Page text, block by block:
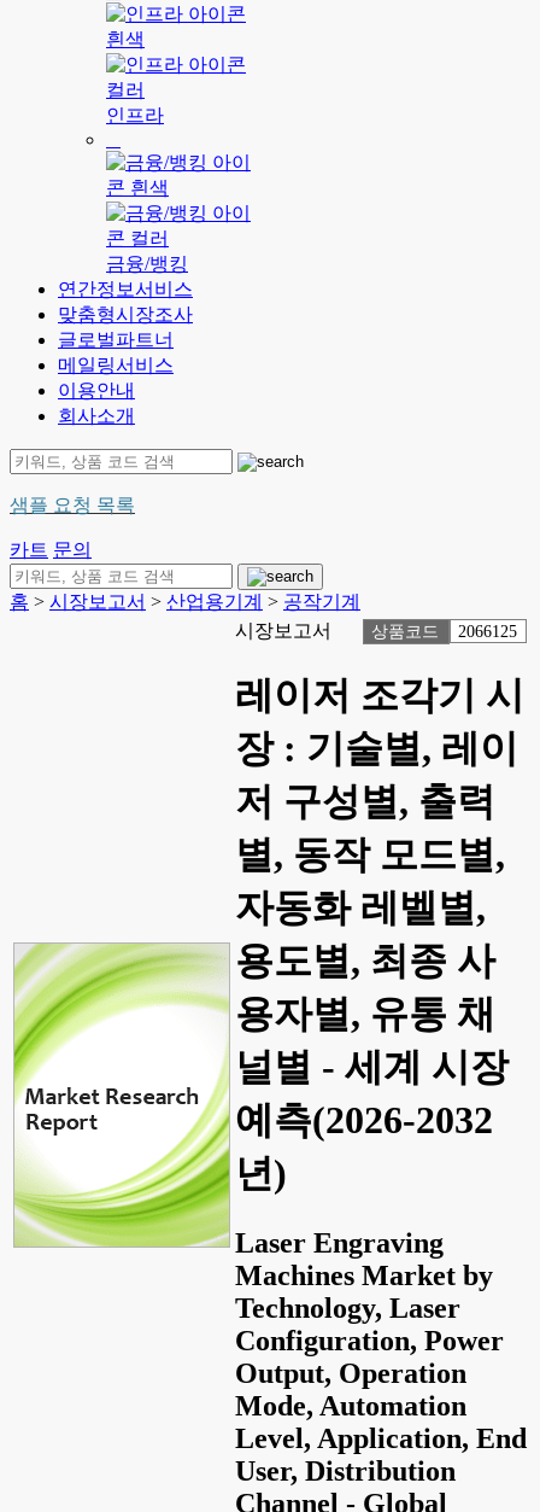
인프라
금융/뱅킹
연간정보서비스
맞춤형시장조사
글로벌파트너
메일링서비스
이용안내
회사소개
샘플 요청 목록
카트 문의
홈 > 시장보고서 > 산업용기계 > 공작기계
시장보고서
상품코드 2066125
레이저 조각기 시
장 : 기술별, 레이
저 구성별, 출력
별, 동작 모드별,
자동화 레벨별,
용도별, 최종 사
용자별, 유통 채
널별 - 세계 시장
예측(2026-2032
년)
Laser Engraving
Machines Market by
Technology, Laser
Configuration, Power
Output, Operation
Mode, Automation
Level, Application, End
User, Distribution
Channel - Global